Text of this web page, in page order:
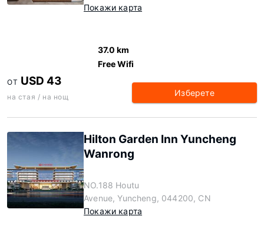
Покажи карта
37.0 km
Free Wifi
ОТ USD 43
на стая / на нощ Изберете
Hilton Garden Inn Yuncheng
Wanrong
NO.188 Houtu
Avenue, Yuncheng, 044200, CN
Покажи карта